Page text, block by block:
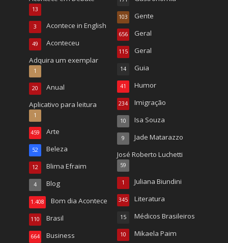
13
Acontece in English
3
Aconteceu
49
Adquira um exemplar
1
Anual
20
Aplicativo para leitura
1
Arte
459
Beleza
52
Blima Efraim
12
Blog
4
Bom dia Acontece
1.408
Brasil
110
Business
664
Gente
103
Geral
656
Geral
115
Guia
14
Humor
41
Imigração
234
Isa Souza
10
Jade Matarazzo
9
José Roberto Luchetti
59
Juliana Biundini
1
Literatura
345
Médicos Brasileiros
15
Mikaela Paim
10